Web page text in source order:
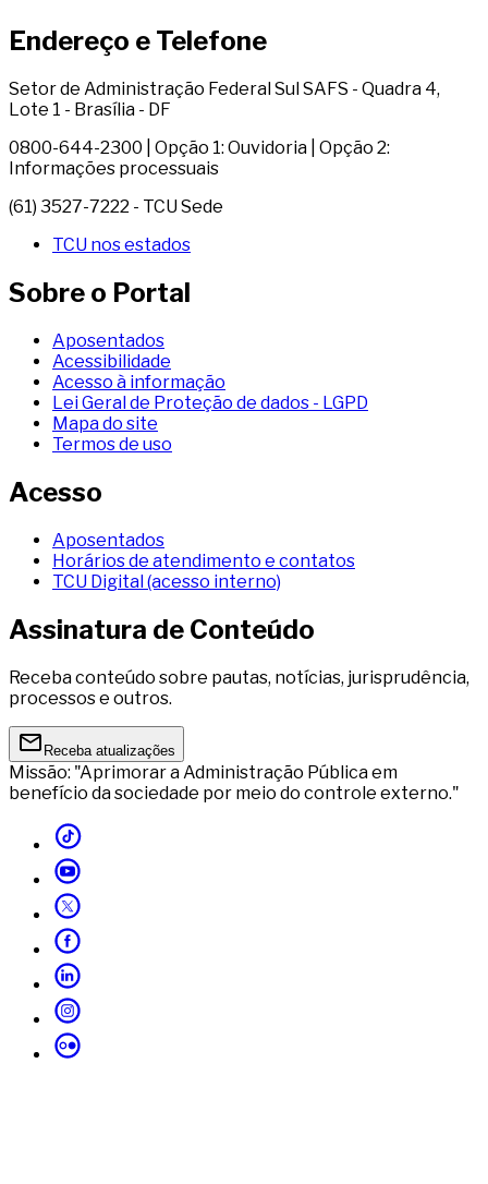
Endereço e Telefone
Setor de Administração Federal Sul SAFS - Quadra 4,
Lote 1 - Brasília - DF
0800-644-2300 | Opção 1: Ouvidoria | Opção 2:
Informações processuais
(61) 3527-7222 - TCU Sede
TCU nos estados
Sobre o Portal
Aposentados
Acessibilidade
Acesso à informação
Lei Geral de Proteção de dados - LGPD
Mapa do site
Termos de uso
Acesso
Aposentados
Horários de atendimento e contatos
TCU Digital (acesso interno)
Assinatura de Conteúdo
Receba conteúdo sobre pautas, notícias, jurisprudência,
processos e outros.
Receba atualizações
Missão: "Aprimorar a Administração Pública em
benefício da sociedade por meio do controle externo."